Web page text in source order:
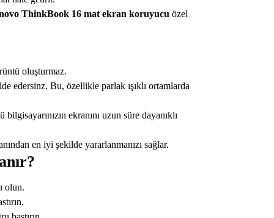
ThinkBook 16 mat ekran koruyucu özel
oluşturmaz.
edersinz. Bu, özellikle parlak ışıklı ortamlarda
ekranını uzun süre dayanıklı
en iyi şekilde yararlanmanızı sağlar.
olun.